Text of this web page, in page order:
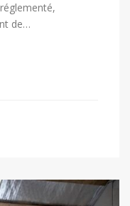
de…